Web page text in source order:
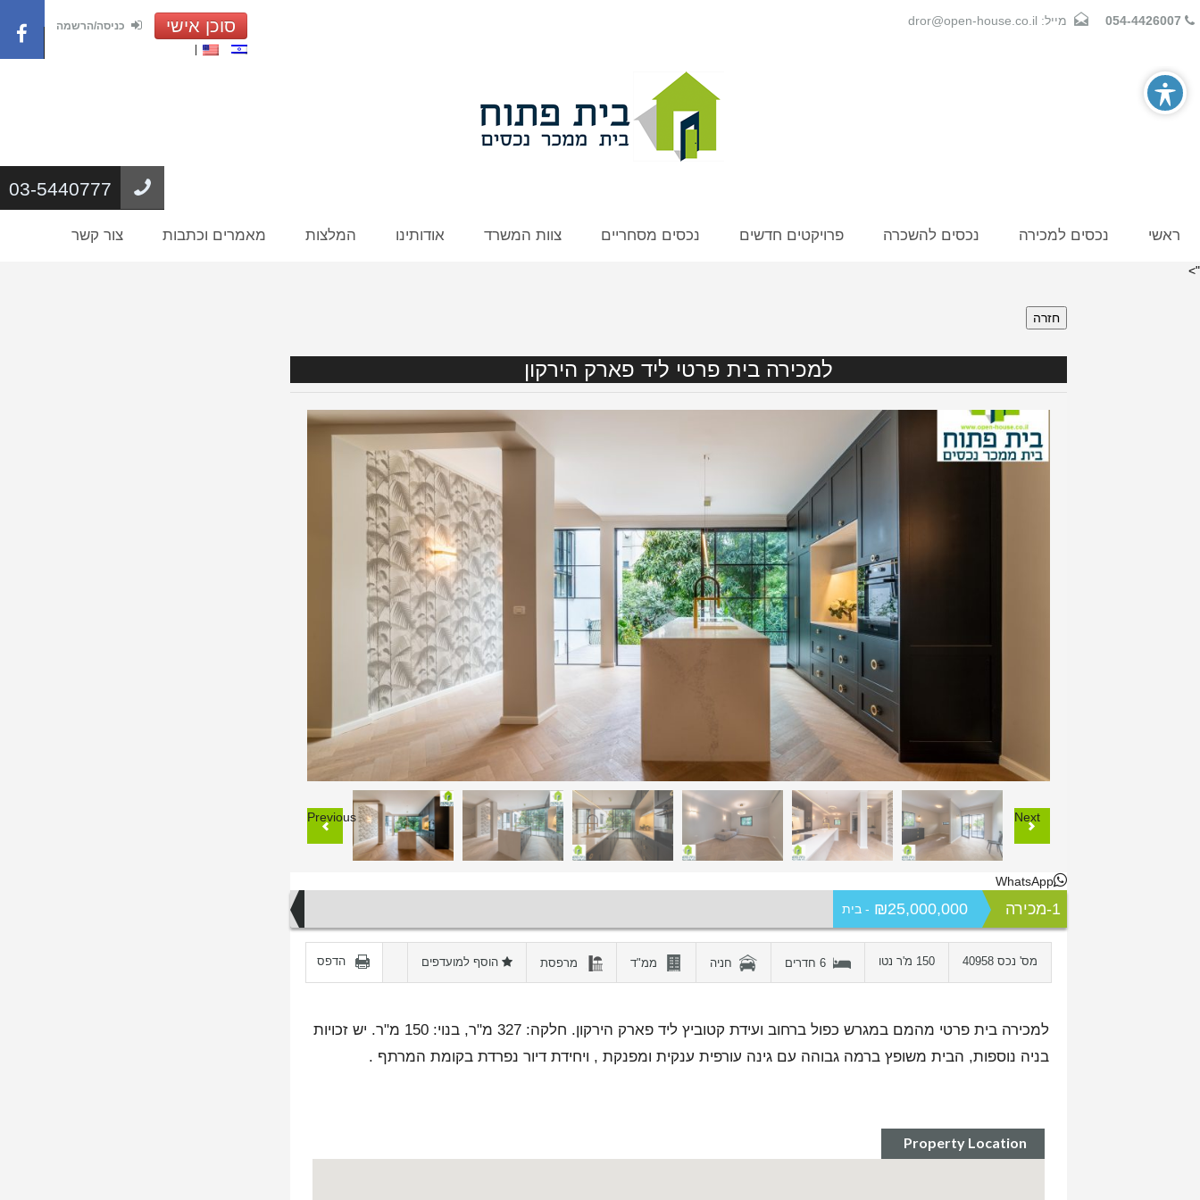
054-4426007 מייל: dror@open-house.co.il סוכן אישי כניסה/הרשמה
03-5440777
ראשי נכסים למכירה נכסים להשכרה פרויקטים חדשים נכסים מסחריים צוות המשרד אודותינו המלצות מאמרים וכתבות צור קשר
">
חזרה
למכירה בית פרטי ליד פארק הירקון
Previous Next
WhatsApp
1-מכירה ₪25,000,000 - בית
מס' נכס 40958 150 מ'ר נטו 6 חדרים חניה ממ"ד מרפסת הוסף למועדפים הדפס
למכירה בית פרטי מהמם במגרש כפול ברחוב ועידת קטוביץ ליד פארק הירקון. חלקה: 327 מ"ר, בנוי: 150 מ"ר. יש זכויות
בניה נוספות, הבית משופץ ברמה גבוהה עם גינה עורפית ענקית ומפנקת , ויחידת דיור נפרדת בקומת המרתף .
Property Location